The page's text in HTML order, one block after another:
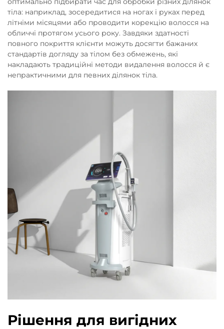
тіла: наприклад, зосередитися на ногах і руках перед
літніми місяцями або проводити корекцію волосся на
обличчі протягом усього року. Завдяки здатності
повного покриття клієнти можуть досягти бажаних
стандартів догляду за тілом без обмежень, які
накладають традиційні методи видалення волосся й є
непрактичними для певних ділянок тіла.
Рішення для вигідних